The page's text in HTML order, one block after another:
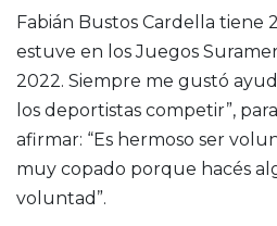
Fabián Bustos Cardella tiene
estuve en los Juegos
2022. Siempre me gustó
los deportistas competir”,
afirmar: “Es hermoso ser
muy copado porque hacés
voluntad”.